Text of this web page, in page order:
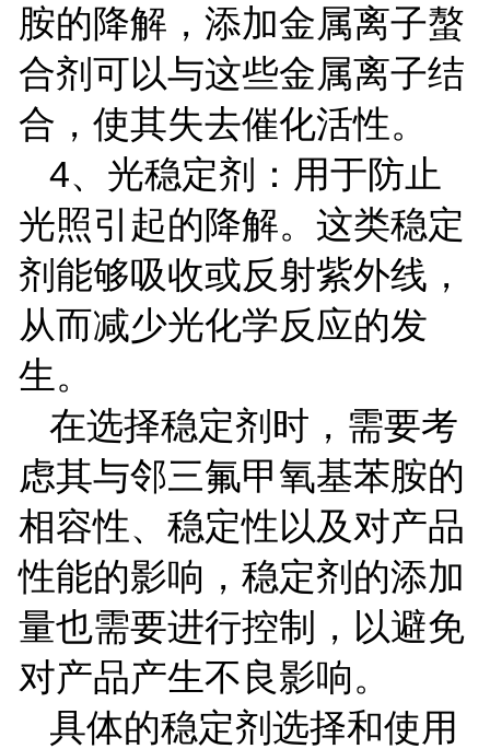
胺的降解，添加金属离子螯
合剂可以与这些金属离子结
合，使其失去催化活性。
4、光稳定剂：用于防止
光照引起的降解。这类稳定
剂能够吸收或反射紫外线，
从而减少光化学反应的发
生。
在选择稳定剂时，需要考
虑其与邻三氟甲氧基苯胺的
相容性、稳定性以及对产品
性能的影响，稳定剂的添加
量也需要进行控制，以避免
对产品产生不良影响。
具体的稳定剂选择和使用